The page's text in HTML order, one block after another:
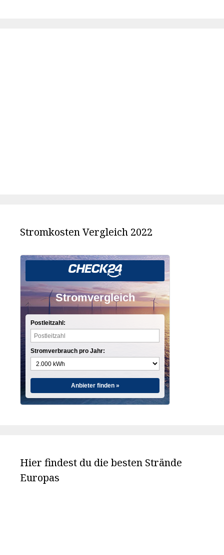
Stromkosten Vergleich 2022
Stromvergleich
Postleitzahl:
Stromverbrauch pro Jahr:
Anbieter finden »
Hier findest du die besten Strände
Europas